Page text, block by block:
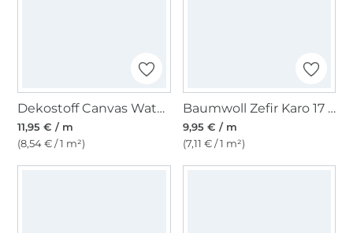
Dekostoff Canvas Waterproof, schwarz
11,95 € / m
(8,54 € / 1 m²)
Baumwoll Zefir Karo 17 mm, grün
9,95 € / m
(7,11 € / 1 m²)